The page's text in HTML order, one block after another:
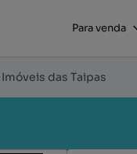
Para venda
Imóveis das Taipas